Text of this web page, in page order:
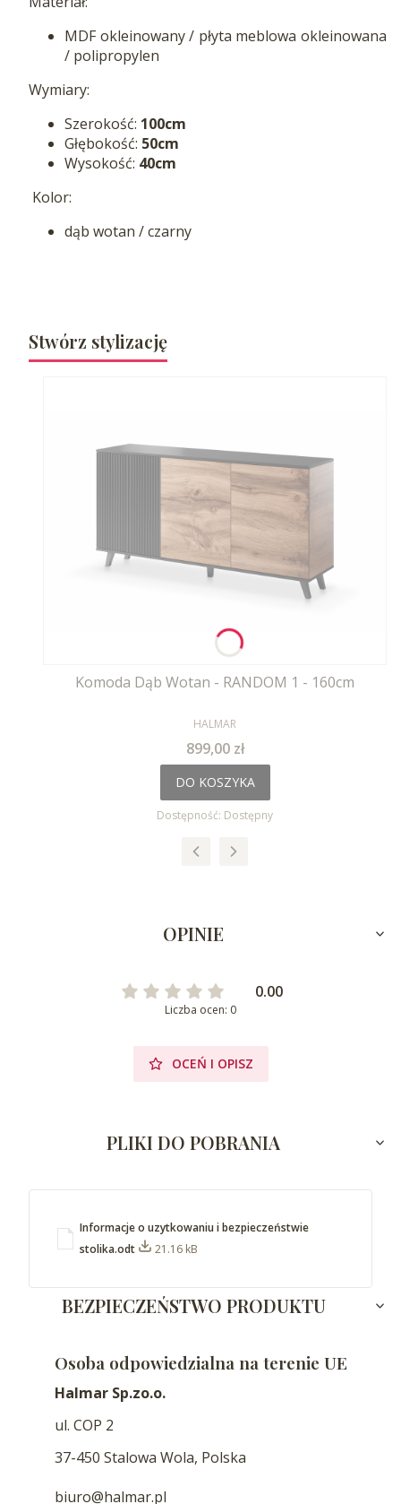
MDF okleinowany / płyta meblowa okleinowana
/ polipropylen
Wymiary:
Szerokość: 100cm
Głębokość: 50cm
Wysokość: 40cm
Kolor:
dąb wotan / czarny
Stwórz stylizację
Komoda Dąb Wotan - RANDOM 1 - 160cm
PRODUCENT
HALMAR
Cena
899,00 zł
DO KOSZYKA
Dostępność: Dostępny
OPINIE
0.00
Liczba ocen: 0
OCEŃ I OPISZ
PLIKI DO POBRANIA
Informacje o uzytkowaniu i bezpieczeństwie
stolika.odt
21.16 kB
BEZPIECZEŃSTWO PRODUKTU
Osoba odpowiedzialna na terenie UE
Halmar Sp.zo.o.
ul. COP 2
37-450 Stalowa Wola, Polska
biuro@halmar.pl